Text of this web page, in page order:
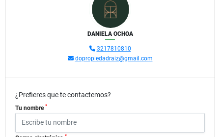
DANIELA OCHOA
3217810810
dopropiedadraiz@gmail.com
¿Prefieres que te contactemos?
Tu nombre *